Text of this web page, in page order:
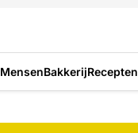
MensenBakkerijRecepten